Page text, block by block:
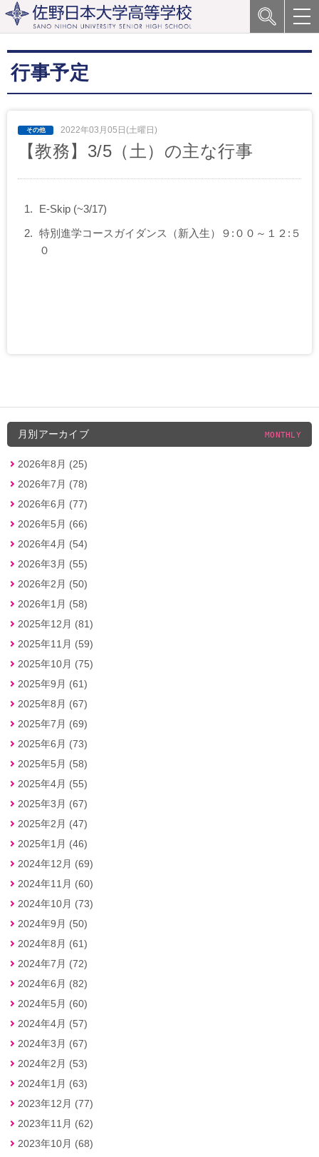
行事予定
2022年03月05日(土曜日)
【教務】3/5（土）の主な行事
E-Skip (~3/17)
特別進学コースガイダンス（新入生）９:００～１２:５
０
月別アーカイブ MONTHLY
2026年8月 (25)
2026年7月 (78)
2026年6月 (77)
2026年5月 (66)
2026年4月 (54)
2026年3月 (55)
2026年2月 (50)
2026年1月 (58)
2025年12月 (81)
2025年11月 (59)
2025年10月 (75)
2025年9月 (61)
2025年8月 (67)
2025年7月 (69)
2025年6月 (73)
2025年5月 (58)
2025年4月 (55)
2025年3月 (67)
2025年2月 (47)
2025年1月 (46)
2024年12月 (69)
2024年11月 (60)
2024年10月 (73)
2024年9月 (50)
2024年8月 (61)
2024年7月 (72)
2024年6月 (82)
2024年5月 (60)
2024年4月 (57)
2024年3月 (67)
2024年2月 (53)
2024年1月 (63)
2023年12月 (77)
2023年11月 (62)
2023年10月 (68)